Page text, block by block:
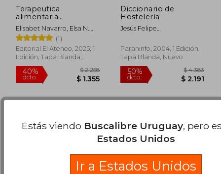
40%
dcto. $ 1.234
Terapeutica
alimentaria
nutricional
Elisabet Navarro, Elsa N.
Longo, Andrea F. González
(1)
Editorial El Ateneo, 2025, 1
Edición, Tapa Blanda,
Nuevo
Diccionario de
Hostelería
Jesús Felipe
Melendo
Paraninfo, 2004, 1 Edición,
Tapa Blanda, Nuevo
Estás viendo Buscalibre Uruguay, pero
Estados Unidos
Ir a Estados Unidos